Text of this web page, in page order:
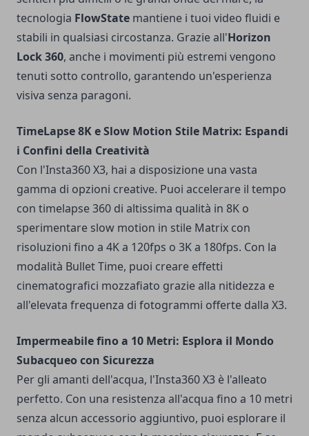
tecnologia FlowState mantiene i tuoi video fluidi e
stabili in qualsiasi circostanza. Grazie all'Horizon
Lock 360, anche i movimenti più estremi vengono
tenuti sotto controllo, garantendo un'esperienza
visiva senza paragoni.
TimeLapse 8K e Slow Motion Stile Matrix: Espandi
i Confini della Creatività
Con l'Insta360 X3, hai a disposizione una vasta
gamma di opzioni creative. Puoi accelerare il tempo
con timelapse 360 di altissima qualità in 8K o
sperimentare slow motion in stile Matrix con
risoluzioni fino a 4K a 120fps o 3K a 180fps. Con la
modalità Bullet Time, puoi creare effetti
cinematografici mozzafiato grazie alla nitidezza e
all'elevata frequenza di fotogrammi offerte dalla X3.
Impermeabile fino a 10 Metri: Esplora il Mondo
Subacqueo con Sicurezza
Per gli amanti dell'acqua, l'Insta360 X3 è l'alleato
perfetto. Con una resistenza all'acqua fino a 10 metri
senza alcun accessorio aggiuntivo, puoi esplorare il